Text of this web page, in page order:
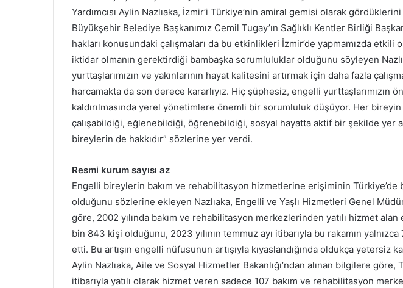
Yardımcısı Aylin Nazlıaka, İzmir’i Türkiye’nin amiral gemisi olarak
Büyükşehir Belediye Başkanımız Cemil Tugay’ın Sağlıklı Kentler Birliği
hakları konusundaki çalışmaları da bu etkinlikleri İzmir’de yapmamızda etkili
iktidar olmanın gerektirdiği bambaşka sorumluluklar olduğunu söyleyen
yurttaşlarımızın ve yakınlarının hayat kalitesini artırmak için daha fazla
harcamakta da son derece kararlıyız. Hiç şüphesiz, engelli yurttaşlarımızın
kaldırılmasında yerel yönetimlere önemli bir sorumluluk düşüyor. Her
çalışabildiği, eğlenebildiği, öğrenebildiği, sosyal hayatta aktif bir şekilde yer
bireylerin de hakkıdır” sözlerine yer verdi.
Resmi kurum sayısı az
Engelli bireylerin bakım ve rehabilitasyon hizmetlerine erişiminin Türkiye’de
olduğunu sözlerine ekleyen Nazlıaka, Engelli ve Yaşlı Hizmetleri Genel
göre, 2002 yılında bakım ve rehabilitasyon merkezlerinden yatılı hizmet alan
bin 843 kişi olduğunu, 2023 yılının temmuz ayı itibarıyla bu rakamın
etti. Bu artışın engelli nüfusunun artışıyla kıyaslandığında oldukça yetersiz
Aylin Nazlıaka, Aile ve Sosyal Hizmetler Bakanlığı’ndan alınan bilgilere göre,
itibarıyla yatılı olarak hizmet veren sadece 107 bakım ve rehabilitasyon